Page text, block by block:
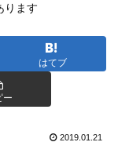
ります
はてブ
ー
2019.01.21